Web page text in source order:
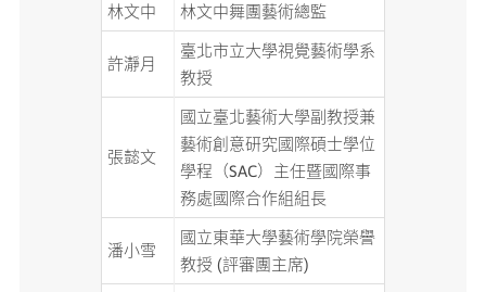
林文中 林文中舞團藝術總監
許瀞月
臺北市立大學視覺藝術學系
教授
張懿文
國立臺北藝術大學副教授兼
藝術創意研究國際碩士學位
學程（SAC）主任暨國際事
務處國際合作組組長
潘小雪
國立東華大學藝術學院榮譽
教授 (評審團主席)